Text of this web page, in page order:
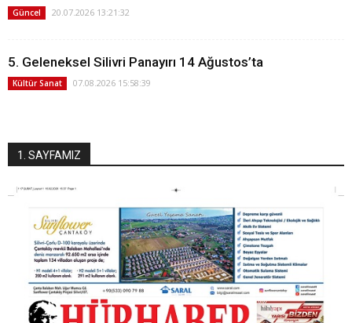
Güncel 20.07.2026 13:21:32
5. Geleneksel Silivri Panayırı 14 Ağustos’ta
Kültür Sanat 07.08.2026 15:58:39
1. SAYFAMIZ